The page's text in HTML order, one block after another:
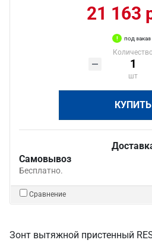
21 163
под заказ
шт
КУПИТЬ
Самовывоз
Бесплатно.
Сравнение
Зонт вытяжной пристенный